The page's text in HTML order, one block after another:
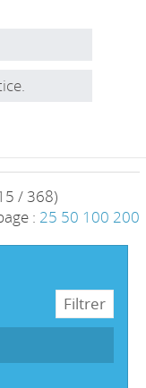
/ 368)
: 25 50 100 200